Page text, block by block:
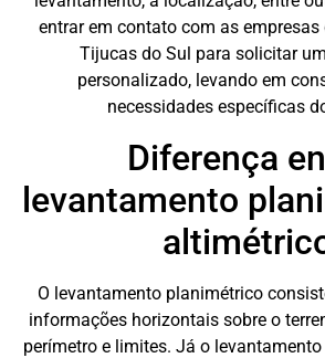
entrar em contato com as
Tijucas do Sul para solicitar
personalizado, levando em
necessidades específicas
Diferença
levantamento
O levantamento planimétrico
informações horizontais sobre o
perímetro e limites. Já o